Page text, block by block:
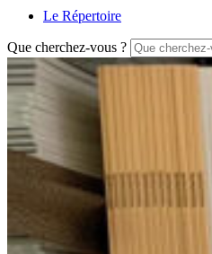
Le Répertoire
Que cherchez-vous ?